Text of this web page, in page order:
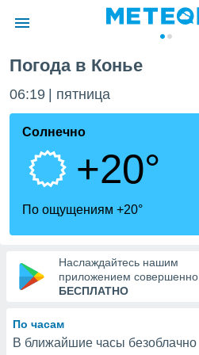
о
Вы можете
к этому
доступ
Погода в Конье
06:19 пятница
Солнечно
+20°
По ощущениям +20°
Наслаждайтесь нашим
приложением совершенно
БЕСПЛАТНО
По часам
В ближайшие часы безоблачно